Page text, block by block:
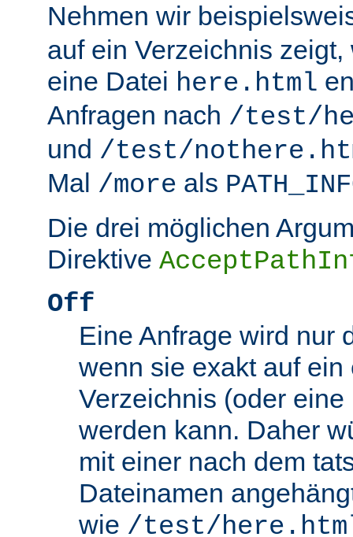
Nehmen wir
auf ein Verzeichnis
eine Datei here.html
Anfragen nach /test/
und /test/
Mal /more als
Die drei möglichen
Direktive
Off
Eine Anfrage wird nur
wenn sie exakt auf
Verzeichnis (oder
werden kann. Daher
mit einer nach dem
Dateinamen
wie /test/